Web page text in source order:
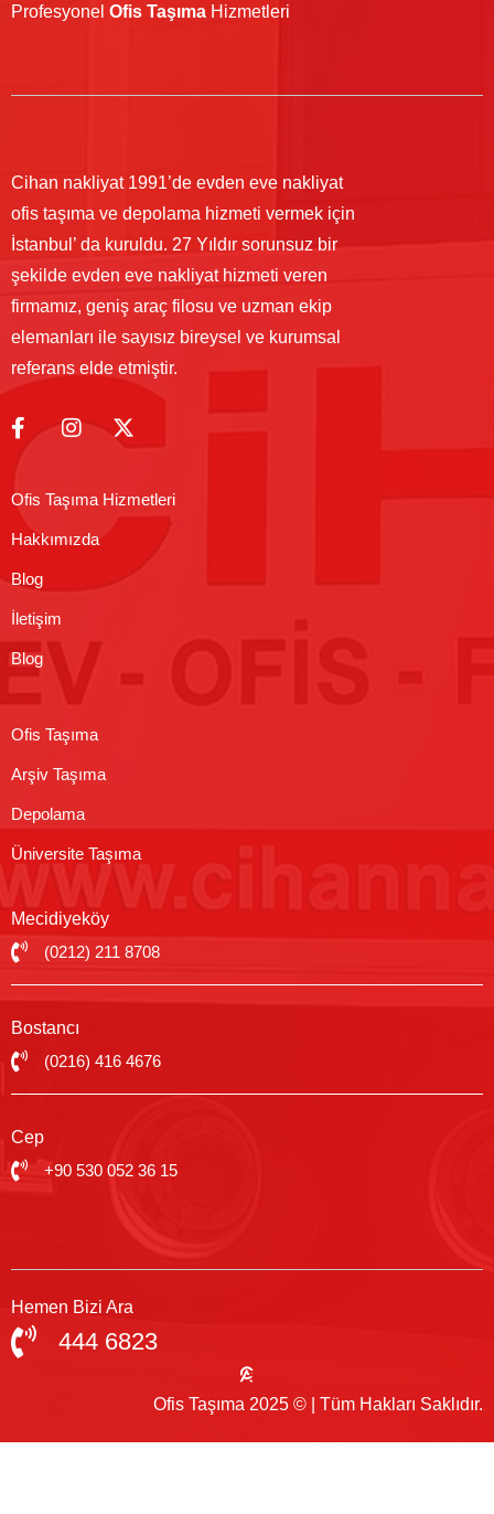
Profesyonel Ofis Taşıma Hizmetleri
Cihan nakliyat 1991’de evden eve nakliyat
ofis taşıma ve depolama hizmeti vermek için
İstanbul’ da kuruldu. 27 Yıldır sorunsuz bir
şekilde evden eve nakliyat hizmeti veren
firmamız, geniş araç filosu ve uzman ekip
elemanları ile sayısız bireysel ve kurumsal
referans elde etmiştir.
Ofis Taşıma Hizmetleri
Hakkımızda
Blog
İletişim
Blog
Ofis Taşıma
Arşiv Taşıma
Depolama
Üniversite Taşıma
Mecidiyeköy
(0212) 211 8708
Bostancı
(0216) 416 4676
Cep
+90 530 052 36 15
Hemen Bizi Ara
444 6823
Ofis Taşıma 2025 © | Tüm Hakları Saklıdır.